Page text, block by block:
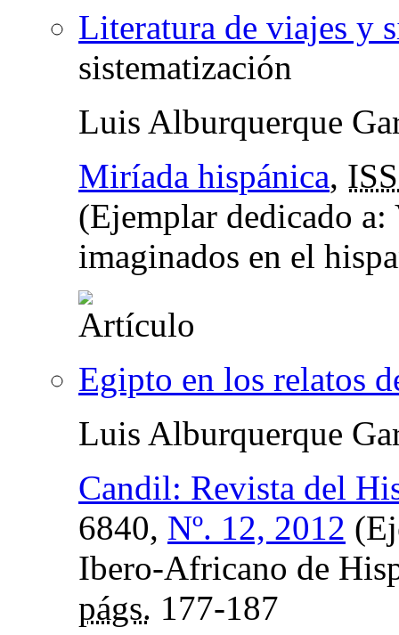
Literatura de viajes y
sistematización
Luis Alburquerque
Miríada hispánica,
(Ejemplar dedicado a:
imaginados en el
Egipto en los relatos
Luis Alburquerque
Candil: Revista del
6840, Nº. 12, 2012
Ibero-Africano de
págs. 177-187